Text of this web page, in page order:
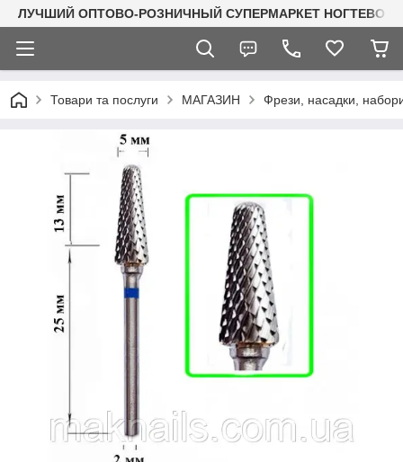
ЛУЧШИЙ ОПТОВО-РОЗНИЧНЫЙ СУПЕРМАРКЕТ
Товари та послуги МАГАЗИН Фрези, насадки,